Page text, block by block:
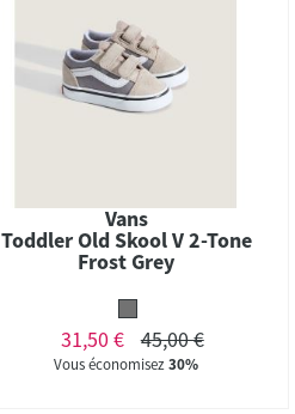
Vans
Toddler Old Skool V 2-Tone
Frost Grey
31,50 € 45,00 €
Vous économisez30%